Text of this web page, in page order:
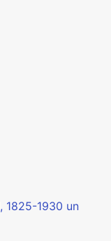
1825-1930 un